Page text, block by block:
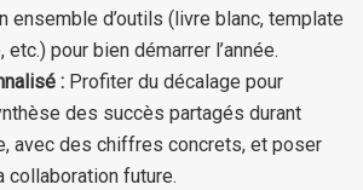
ensemble d’outils (livre blanc, template
pour bien démarrer l’année.
: Profiter du décalage pour
des succès partagés durant
avec des chiffres concrets, et poser
collaboration future.